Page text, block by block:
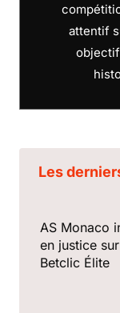
attentif
objectif
Les
AS Monaco
en justice
Betclic Élite